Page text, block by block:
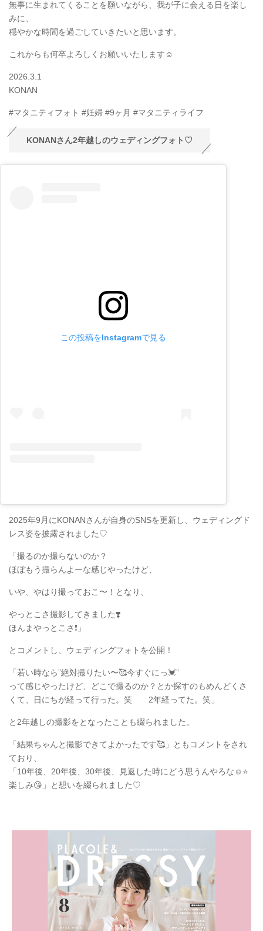
無事に生まれてくることを願いながら、我が子に会える日を楽し
みに、
穏やかな時間を過ごしていきたいと思います。
これからも何卒よろしくお願いいたします☺️
2026.3.1
KONAN
#マタニティフォト #妊婦 #9ヶ月 #マタニティライフ
KONANさん2年越しのウェディングフォト♡
この投稿をInstagramで見る
2025年9月にKONANさんが自身のSNSを更新し、ウェディングド
レス姿を披露されました♡
「撮るのか撮らないのか？
ほぼもう撮らんよーな感じやったけど、
いや、やはり撮っておこ〜！となり、
やっとこさ撮影してきました❣️
ほんまやっとこさ❗️」
とコメントし、ウェディングフォトを公開！
「若い時なら”絶対撮りたい〜🥰今すぐにっ💓”
って感じやったけど、どこで撮るのか？とか探すのもめんどくさ
くて、日にちが経って行った。笑 2年経ってた。笑」
と2年越しの撮影をとなったことも綴られました。
「結果ちゃんと撮影できてよかったです🥰」ともコメントをされ
ており、
「10年後、20年後、30年後、見返した時にどう思うんやろな☺️⭐️
楽しみ😘」と想いを綴られました♡